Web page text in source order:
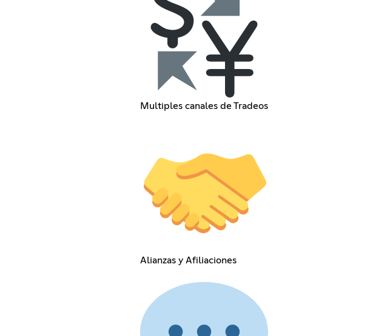
Multiples canales de Tradeos
Alianzas y Afiliaciones